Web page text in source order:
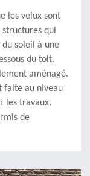
les velux sont
structures qui
soleil à une
du toit.
aménagé.
faite au niveau
les travaux.
de